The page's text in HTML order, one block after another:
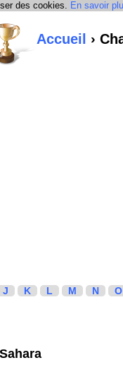
des cookies. En savoir
Accueil ›
J K L M N O